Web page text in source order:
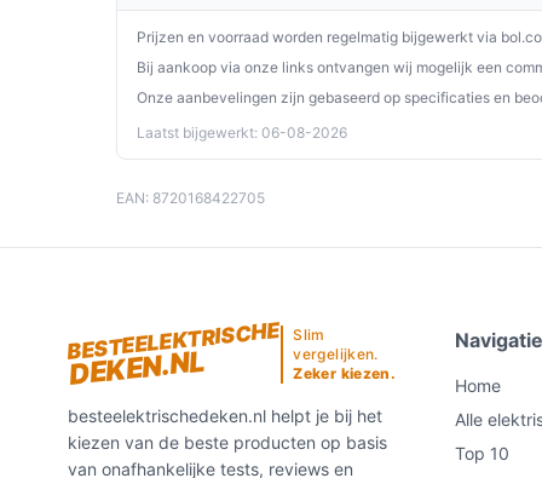
Ontdek alle specificaties en vergelijk prijzen
perfect past bij jouw behoeften!
Prijzen en voorraad worden regelmatig bijgewerkt via
Bij aankoop via onze links ontvangen wij mogelijk een
Onze aanbevelingen zijn gebaseerd op specificaties en
Laatst bijgewerkt: 06-08-2026
EAN: 8720168422705
BESTEELEKTRISCHE
DEKEN.NL
Slim
vergelijken.
Zeker kiezen.
besteelektrischedeken.nl helpt je bij het
kiezen van de beste producten op basis
van onafhankelijke tests, reviews en
Navigatie
Home
Alle
Top 10